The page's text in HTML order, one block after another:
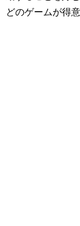
どのゲームが得